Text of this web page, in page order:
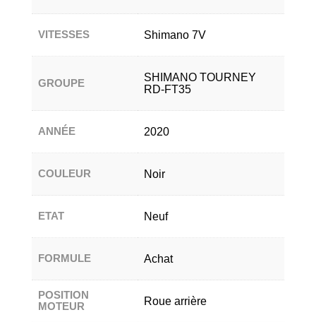
VITESSES Shimano 7V
GROUPE
SHIMANO TOURNEY
RD-FT35
ANNÉE 2020
COULEUR Noir
ETAT Neuf
FORMULE Achat
POSITION
MOTEUR
Roue arrière